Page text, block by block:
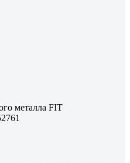
металла FIT